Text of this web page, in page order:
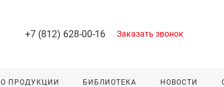
+7 (812) 628-00-16 Заказать звонок
О ПРОДУКЦИИ БИБЛИОТЕКА НОВОСТИ